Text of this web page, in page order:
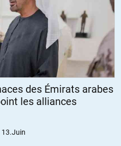
des Émirats arabes
les alliances
13.Juin